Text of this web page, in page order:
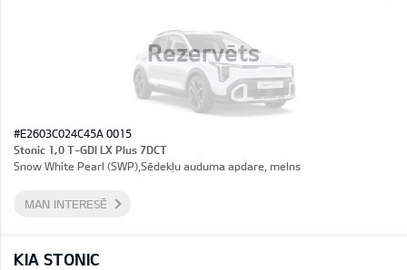
Rezervēts
#E2603C024C45A 0015
Stonic 1,0 T-GDI LX Plus 7DCT
Snow White Pearl (SWP),Sēdekļu auduma apdare, melns
MAN INTERESĒ
KIA STONIC